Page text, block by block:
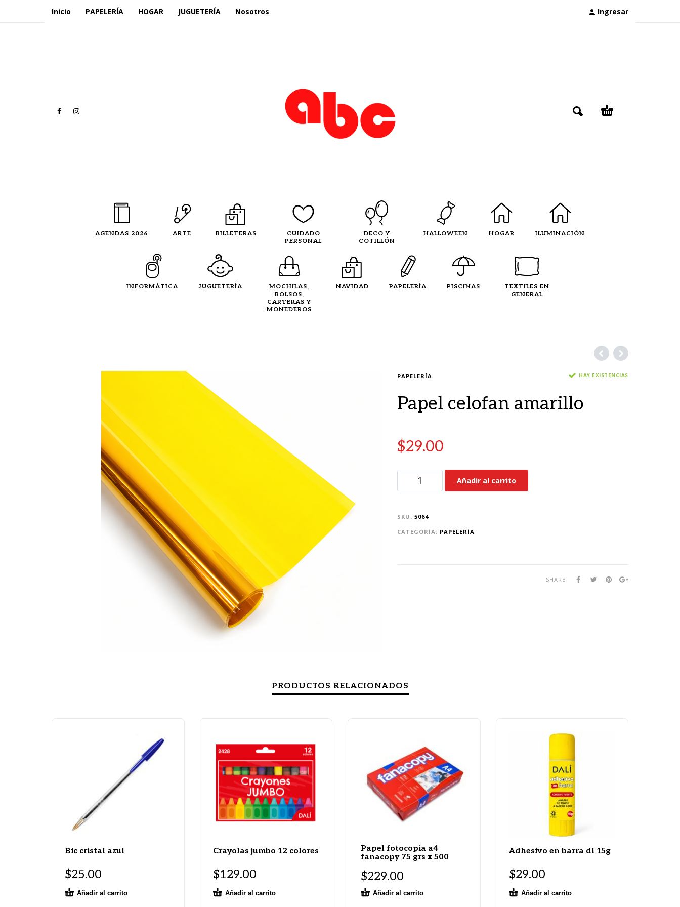
Ingresar
Inicio PAPELERÍA HOGAR JUGUETERÍA Nosotros
AGENDAS 2026 ARTE BILLETERAS
CUIDADO
PERSONAL
DECO Y
COTILLÓN
HALLOWEEN HOGAR ILUMINACIÓN
INFORMÁTICA JUGUETERÍA
MOCHILAS,
BOLSOS,
CARTERAS Y
MONEDEROS
NAVIDAD PAPELERÍA PISCINAS
TEXTILES EN
GENERAL
PAPELERÍA HAY EXISTENCIAS
Papel celofan amarillo
$29.00
Añadir al carrito
SKU: 5064
CATEGORÍA: PAPELERÍA
SHARE
PRODUCTOS RELACIONADOS
Bic cristal azul
$25.00
Añadir al carrito
Crayolas jumbo 12 colores
$129.00
Añadir al carrito
Papel fotocopia a4
fanacopy 75 grs x 500
$229.00
Añadir al carrito
Adhesivo en barra dl 15g
$29.00
Añadir al carrito